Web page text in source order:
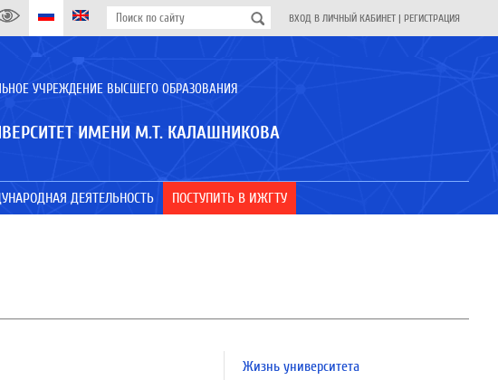
ВХОД В ЛИЧНЫЙ КАБИНЕТ | РЕГИСТРАЦИЯ
УЧРЕЖДЕНИЕ ВЫСШЕГО ОБРАЗОВАНИЯ
ИМЕНИ М.Т. КАЛАШНИКОВА
ДЕЯТЕЛЬНОСТЬ ПОСТУПИТЬ В ИЖГТУ
Жизнь университета